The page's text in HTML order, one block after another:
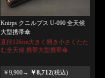
Knirps クニルプス U-090 全天候
大型携帯傘
直径126cm大きく開き小さくたた
む全天候 携帯大型携帯傘
￥9,900→ ￥8,712(税込)